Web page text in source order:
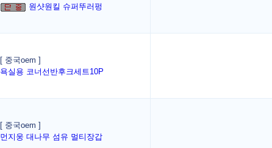
원샷원킬 슈퍼뚜러펑
[ 중국oem ]
욕실용 코너선반후크세트10P
[ 중국oem ]
먼지웅 대나무 섬유 멀티장갑